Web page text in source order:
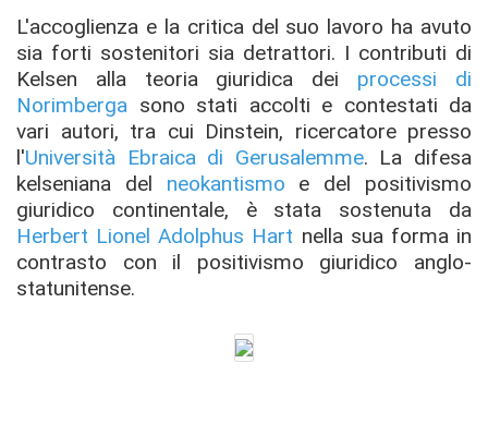
L'accoglienza e la critica del suo lavoro ha avuto
sia forti sostenitori sia detrattori. I contributi di
Kelsen alla teoria giuridica dei processi di
Norimberga sono stati accolti e contestati da
vari autori, tra cui Dinstein, ricercatore presso
l'Università Ebraica di Gerusalemme. La difesa
kelseniana del neokantismo e del positivismo
giuridico continentale, è stata sostenuta da
Herbert Lionel Adolphus Hart nella sua forma in
contrasto con il positivismo giuridico anglo-
statunitense.